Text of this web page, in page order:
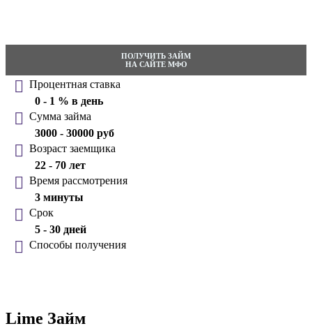
ПОЛУЧИТЬ ЗАЙМ
НА САЙТЕ МФО
Процентная ставка
0 - 1 % в день
Сумма займа
3000 - 30000 руб
Возраст заемщика
22 - 70 лет
Время рассмотрения
3 минуты
Срок
5 - 30 дней
Способы получения
Lime Займ